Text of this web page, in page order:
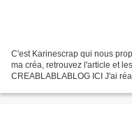
C'est Karinescrap qui nous
ma créa, retrouvez l'article et
CREABLABLABLOG ICI J'ai